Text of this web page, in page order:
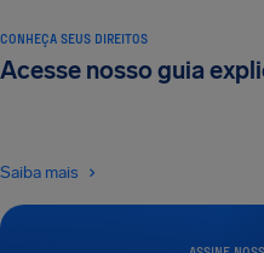
CONHEÇA SEUS DIREITOS
Acesse nosso guia
Saiba mais